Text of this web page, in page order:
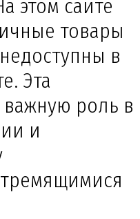
этом сайте
товары
в
Эта
роль в
и